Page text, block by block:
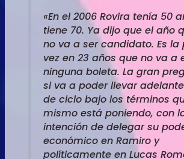
«En el 2006 Rovira tenía 50
tiene 70. Ya dijo que el año
no va a ser candidato. Es la
vez en 23 años que no va a
ninguna boleta. La gran
si va a poder llevar
de ciclo bajo los términos
mismo está poniendo, con
intención de delegar su
económico en Ramiro y
políticamente en Lucas